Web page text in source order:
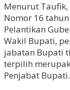
Menurut Taufik,
Nomor 16
Pelantikan
Wakil Bupati,
jabatan Bupati
terpilih
Penjabat Bupati.